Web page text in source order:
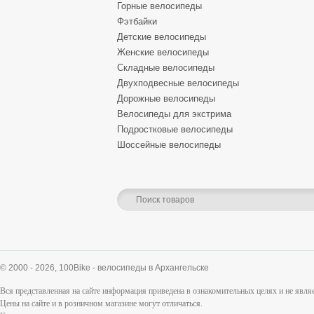
Горные велосипеды
Фэтбайки
Детские велосипеды
Женские велосипеды
Складные велосипеды
Двухподвесные велосипеды
Дорожные велосипеды
Велосипеды для экстрима
Подростковые велосипеды
Шоссейные велосипеды
© 2000 - 2026, 100Bike - велосипеды в Архангельске
Вся представленная на сайте информация приведена в ознакомительных целях и не
Цены на сайте и в розничном магазине могут отличаться.